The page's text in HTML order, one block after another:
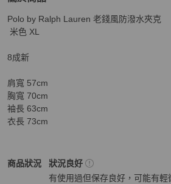
關於 Polo by Ralph Lauren 防潑水夾克
Polo by Ralph Lauren 老錢風防潑水夾克
米色 XL
8成新
肩寬 57cm
胸寬 70cm
袖長 63cm
衣長 73cm
商品狀況
Polo Ralph Lauren男裝
狀況良好
有使用過但保存良好，可能有